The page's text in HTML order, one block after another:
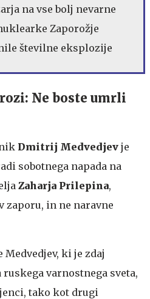
na vse bolj nevarne
Zaporožje
številne eksplozije
Ne boste umrli
Dmitrij Medvedjev je
sobotnega napada na
Zaharja Prilepina,
zaporu, in ne naravne
Medvedjev, ki je zdaj
varnostnega sveta,
tako kot drugi